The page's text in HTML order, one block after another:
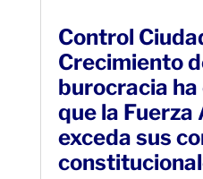
Control
Crecimiento
burocracia
que la Fuerza
exceda sus